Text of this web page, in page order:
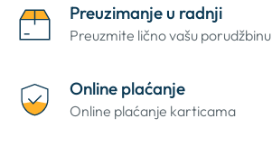
Preuzimanje u radnji
Preuzmite lično vašu porudžbinu
Online plaćanje
Online plaćanje karticama